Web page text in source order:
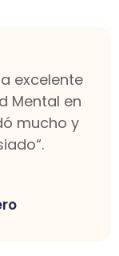
excelente
Mental en
mucho y